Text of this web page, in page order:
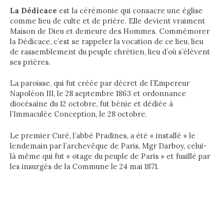
La Dédicace est la cérémonie qui consacre une église
comme lieu de culte et de prière. Elle devient vraiment
Maison de Dieu et demeure des Hommes. Commémorer
la Dédicace, c’est se rappeler la vocation de ce lieu, lieu
de rassemblement du peuple chrétien, lieu d’où s’élèvent
ses prières.
La paroisse, qui fut créée par décret de l’Empereur
Napoléon III, le 28 septembre 1863 et ordonnance
diocésaine du 12 octobre, fut bénie et dédiée à
l’Immaculée Conception, le 28 octobre.
Le premier Curé, l’abbé Pradines, a été « installé » le
lendemain par l’archevêque de Paris, Mgr Darboy, celui-
là même qui fut « otage du peuple de Paris » et fusillé par
les insurgés de la Commune le 24 mai 1871.